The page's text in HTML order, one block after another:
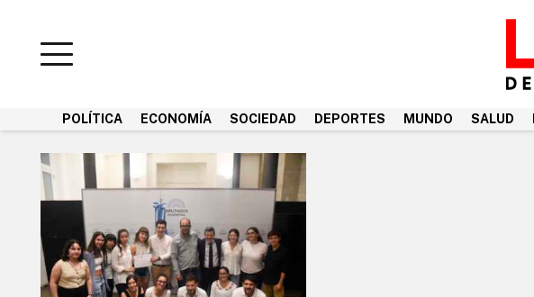
POLÍTICA ECONOMÍA SOCIEDAD DEPORTES MUNDO SALUD